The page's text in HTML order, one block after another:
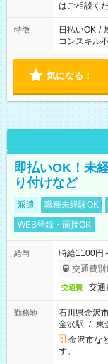
はご相談くだ
特徴 日払いOK /
コンスキル
気になる！
即払いOK！未
り付けなど
派遣 職種未経験OK
WEB登録・面接OK
給与
時給1100
交通費別
交通費 交通
勤務地
石川県金沢
金沢駅 / 東
金沢市な
す。